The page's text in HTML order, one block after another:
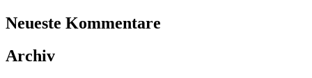
Neueste Kommentare
Archiv